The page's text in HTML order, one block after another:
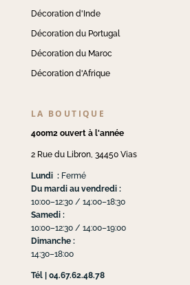
Décoration d'Inde
Décoration du Portugal
Décoration du Maroc
Décoration d'Afrique
LA BOUTIQUE
400m2 ouvert à l'année
2 Rue du Libron, 34450 Vias
Lundi :Fermé
Du mardi au vendredi :
10:00–12:30 / 14:00–18:30
Samedi :
10:00–12:30 / 14:00–19:00
Dimanche :
14:30–18:00
Tél | 04.67.62.48.78